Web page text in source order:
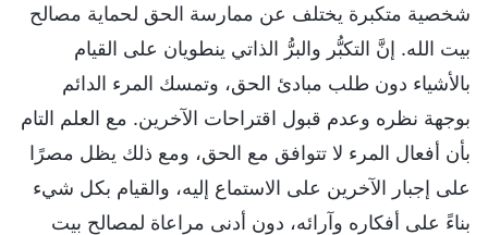
شخصية متكبرة يختلف عن ممارسة الحق لحماية مصالح
بيت الله. إنَّ التكبُّر والبرُّ الذاتي ينطويان على القيام
بالأشياء دون طلب مبادئ الحق، وتمسك المرء الدائم
بوجهة نظره وعدم قبول اقتراحات الآخرين. مع العلم التام
بأن أفعال المرء لا تتوافق مع الحق، ومع ذلك يظل مصرًا
على إجبار الآخرين على الاستماع إليه، والقيام بكل شيء
بناءً على أفكاره وآرائه، دون أدنى مراعاة لمصالح بيت